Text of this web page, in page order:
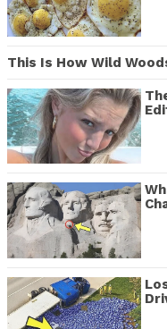
This Is How Wild